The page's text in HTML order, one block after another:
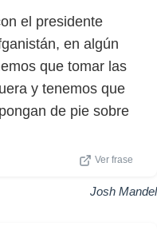
el presidente
en algún
que tomar las
y tenemos que
de pie sobre
Ver frase
Josh Mandel